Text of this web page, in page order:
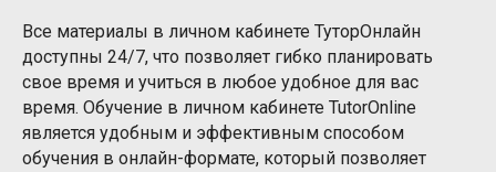
Все материалы в личном кабинете ТуторОнлайн
доступны 24/7, что позволяет гибко планировать
свое время и учиться в любое удобное для вас
время. Обучение в личном кабинете TutorOnline
является удобным и эффективным способом
обучения в онлайн-формате, который позволяет